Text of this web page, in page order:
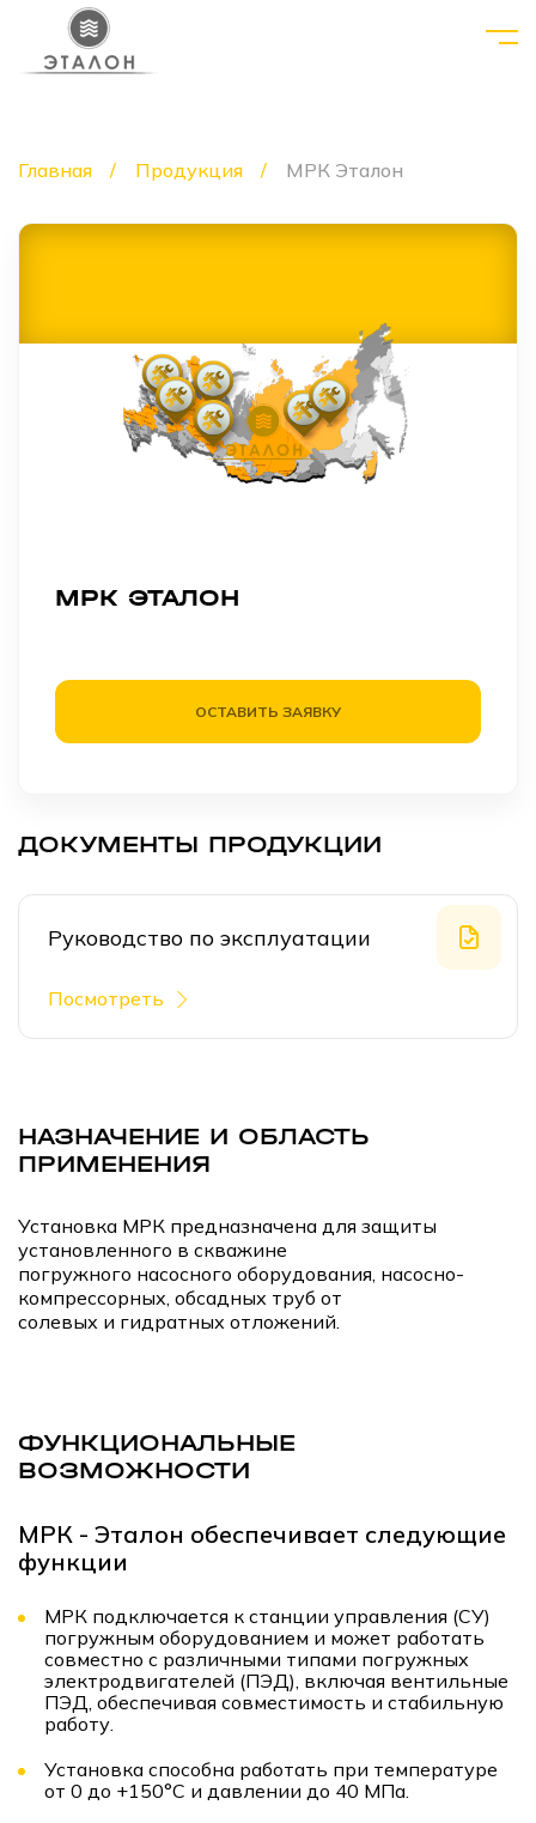
Главная Продукция МРК Эталон
МРК ЭТАЛОН
ОСТАВИТЬ ЗАЯВКУ
ДОКУМЕНТЫ ПРОДУКЦИИ
Руководство по эксплуатации
Посмотреть
НАЗНАЧЕНИЕ И ОБЛАСТЬ
ПРИМЕНЕНИЯ
Установка МРК предназначена для защиты
установленного в скважине
погружного насосного оборудования, насосно-
компрессорных, обсадных труб от
солевых и гидратных отложений.
ФУНКЦИОНАЛЬНЫЕ
ВОЗМОЖНОСТИ
МРК - Эталон обеспечивает следующие
функции
МРК подключается к станции управления (СУ)
погружным оборудованием и может работать
совместно с различными типами погружных
электродвигателей (ПЭД), включая вентильные
ПЭД, обеспечивая совместимость и стабильную
работу.
Установка способна работать при температуре
от 0 до +150°С и давлении до 40 МПа.